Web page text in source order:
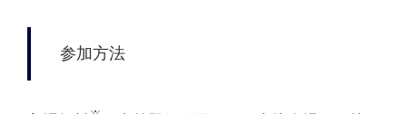
参加方法